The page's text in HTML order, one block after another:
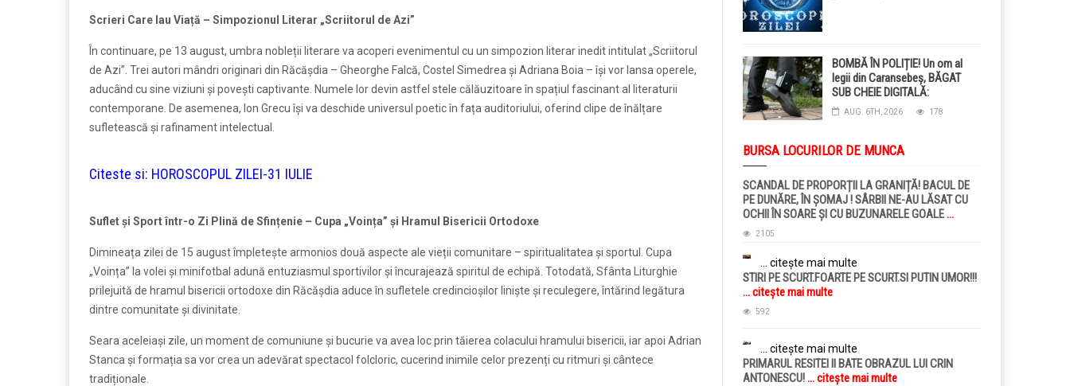
Scrieri Care Iau Viață – Simpozionul Literar „Scriitorul de Azi”
În continuare, pe 13 august, umbra nobleții literare va acoperi evenimentul cu un simpozion literar inedit intitulat „Scriitorul
de Azi”. Trei autori mândri originari din Răcășdia – Gheorghe Falcă, Costel Simedrea și Adriana Boia – își vor lansa operele,
aducând cu sine viziuni și povești captivante. Numele lor devin astfel stele călăuzitoare în spațiul fascinant al literaturii
contemporane. De asemenea, Ion Grecu își va deschide universul poetic în fața auditoriului, oferind clipe de înălțare
sufletească și rafinament intelectual.
Citeste si: HOROSCOPUL ZILEI-31 IULIE
Suflet și Sport într-o Zi Plină de Sfințenie – Cupa „Voința” și Hramul Bisericii Ortodoxe
Dimineața zilei de 15 august împletește armonios două aspecte ale vieții comunitare – spiritualitatea și sportul. Cupa
„Voința” la volei și minifotbal adună entuziasmul sportivilor și încurajează spiritul de echipă. Totodată, Sfânta Liturghie
prilejuită de hramul bisericii ortodoxe din Răcășdia aduce în sufletele credincioșilor liniște și reculegere, întărind legătura
dintre comunitate și divinitate.
Seara aceleiași zile, un moment de comuniune și bucurie va avea loc prin tăierea colacului hramului bisericii, iar apoi Adrian
Stanca și formația sa vor crea un adevărat spectacol folcloric, cucerind inimile celor prezenți cu ritmuri și cântece
tradiționale.
BOMBĂ ÎN POLIȚIE! Un om al
legii din Caransebeș, BĂGAT
SUB CHEIE DIGITALĂ:
Judecătorii i-au pus BRĂȚARĂ
ELECTRONICĂ la picior!
AUG. 6TH, 2026 178
BURSA LOCURILOR DE MUNCA
SCANDAL DE PROPORȚII LA GRANIȚĂ! BACUL DE
PE DUNĂRE, ÎN ȘOMAJ ! SÂRBII NE-AU LĂSAT CU
OCHII ÎN SOARE ȘI CU BUZUNARELE GOALE...
citește mai multe
2105
... citește mai multe
STIRI PE SCURT.FOARTE PE SCURT.SI PUTIN UMOR!!!
... citește mai multe
592
... citește mai multe
PRIMARUL RESITEI II BATE OBRAZUL LUI CRIN
ANTONESCU!... citește mai multe